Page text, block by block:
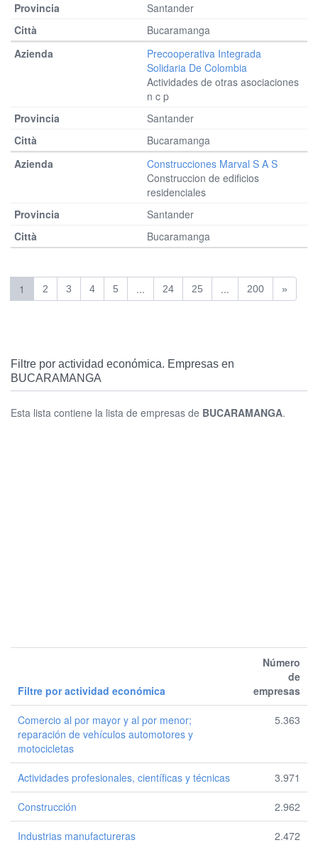
Santander
Bucaramanga
Precooperativa Integrada
Solidaria De Colombia
Actividades de otras asociaciones
n c p
Santander
Bucaramanga
Construcciones Marval S A S
Construccion de edificios
residenciales
Santander
Bucaramanga
1 2 3 4 5 ... 24 25 ... 200 »
Filtre por actividad económica. Empresas en
BUCARAMANGA
Esta lista contiene la lista de empresas de BUCARAMANGA.
Filtre por actividad económica
Número
de
empresas
Comercio al por mayor y al por menor;
reparación de vehículos automotores y
motocicletas
5.363
Actividades profesionales, científicas y técnicas 3.971
Construcción 2.962
Industrias manufactureras 2.472